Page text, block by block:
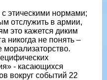
этическими нормами;
отслужить в армии,
это кажется диким
никогда не понять –
- касающихся
вокруг событий 22